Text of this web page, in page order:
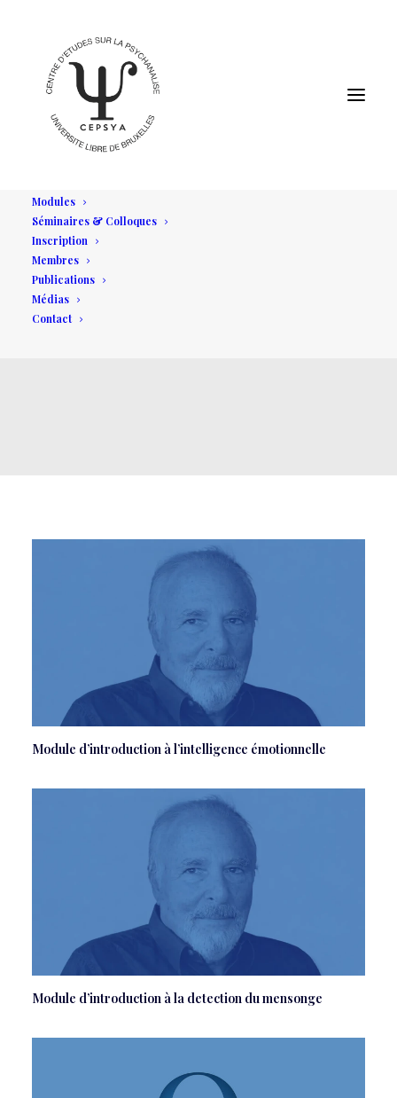
Modules
Séminaires & Colloques
Inscription
Membres
Publications
Médias
Contact
Archives Événements
Module d’introduction à l’intelligence émotionnelle
Module d’introduction à la detection du mensonge